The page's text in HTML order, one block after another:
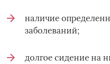
наличие
заболеваний;
долгое сидение на